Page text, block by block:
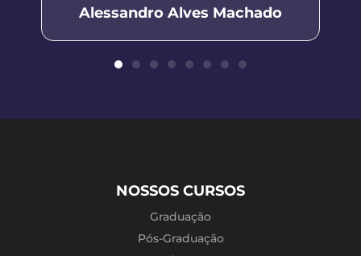
Alessandro Alves Machado
NOSSOS CURSOS
Graduação
Pós-Graduação